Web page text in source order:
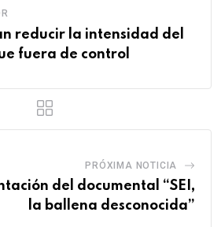
reducir la intensidad del
fuera de control
PRÓXIMA NOTICIA
del documental “SEI,
la ballena desconocida”